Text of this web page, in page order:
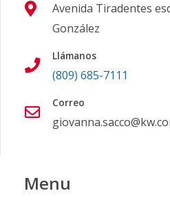
Avenida Tiradentes
González
Llámanos
(809) 685-7111
Correo
Menu